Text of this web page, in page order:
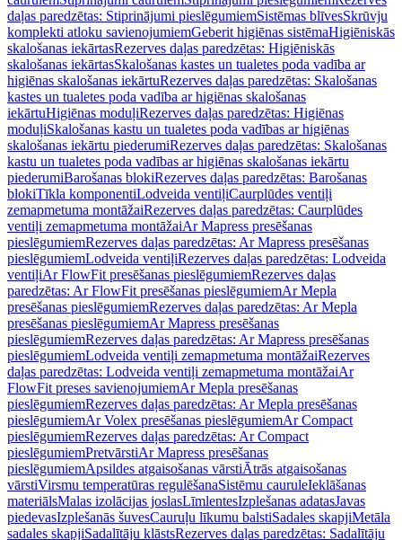
daļas paredzētas: Stiprinājumi pieslēgumiemSistēmas blīvesSkrūvju
komplekti atloku savienojumiemGeberit higiēnas sistēmaHigiēniskās
skalošanas iekārtasRezerves daļas paredzētas: Higiēniskās
skalošanas iekārtasSkalošanas kastes un tualetes poda vadība ar
higiēnas skalošanas iekārtuRezerves daļas paredzētas: Skalošanas
kastes un tualetes poda vadība ar higiēnas skalošanas
iekārtuHigiēnas moduļiRezerves daļas paredzētas: Higiēnas
moduļiSkalošanas kastu un tualetes poda vadības ar higiēnas
skalošanas iekārtu piederumiRezerves daļas paredzētas: Skalošanas
kastu un tualetes poda vadības ar higiēnas skalošanas iekārtu
piederumiBarošanas blokiRezerves daļas paredzētas: Barošanas
blokiTīkla komponentiLodveida ventiļiCaurplūdes ventiļi
zemapmetuma montāžaiRezerves daļas paredzētas: Caurplūdes
ventiļi zemapmetuma montāžaiAr Mapress presēšanas
pieslēgumiemRezerves daļas paredzētas: Ar Mapress presēšanas
pieslēgumiemLodveida ventiļiRezerves daļas paredzētas: Lodveida
ventiļiAr FlowFit presēšanas pieslēgumiemRezerves daļas
paredzētas: Ar FlowFit presēšanas pieslēgumiemAr Mepla
presēšanas pieslēgumiemRezerves daļas paredzētas: Ar Mepla
presēšanas pieslēgumiemAr Mapress presēšanas
pieslēgumiemRezerves daļas paredzētas: Ar Mapress presēšanas
pieslēgumiemLodveida ventiļi zemapmetuma montāžaiRezerves
daļas paredzētas: Lodveida ventiļi zemapmetuma montāžaiAr
FlowFit preses savienojumiemAr Mepla presēšanas
pieslēgumiemRezerves daļas paredzētas: Ar Mepla presēšanas
pieslēgumiemAr Volex presēšanas pieslēgumiemAr Compact
pieslēgumiemRezerves daļas paredzētas: Ar Compact
pieslēgumiemPretvārstiAr Mapress presēšanas
pieslēgumiemApsildes atgaisošanas vārstiĀtrās atgaisošanas
vārstiVirsmu temperatūras regulēšanaSistēmu cauruleIeklāšanas
materiālsMalas izolācijas joslasLīmlentesIzplešanas adatasJavas
piedevasIzplešanās šuvesCauruļu līkumu balstiSadales skapjiMetāla
sadales skapjiSadalītāju klāstsRezerves daļas paredzētas: Sadalītāju